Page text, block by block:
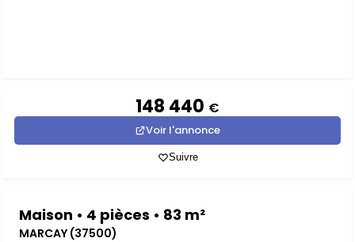
148 440 €
Voir l'annonce
Suivre
Maison • 4 pièces • 83 m²
MARCAY (37500)